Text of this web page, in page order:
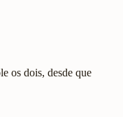
os dois, desde que